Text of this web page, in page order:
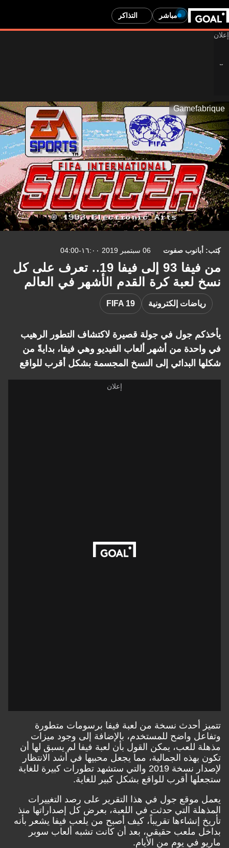
مباشر التذاكر
Gamefabrique
كتب: أبانوب صفوت 06 سبتمبر 2019 ١٦:٠٠-04:00
من فيفا 93 إلى فيفا 19.. تعرف على كل
نسخ لعبة كرة القدم الأشهر في العالم
رياضات إلكترونية FIFA 19
يأخذكم جول في جولة قصيرة لاكتشاف التطور الرهيب
في واحدة من أشهر ألعاب الفيديو وهي فيفا، بدايةً من
شكلها البدائي إلى النسخ المجسمة بشكل أقرب للواقع
تتميز أحدث نسخة من لعبة فيفا برسومات متطورة
وتفاعل واضح للمستخدم، بالإضافة إلى وجود ميزات
مذهلة للعب، يمكن القول بأن لعبة فيفا لم يسبق لها أن
تكون بهذه الجمالية، مما يجعل محبيها في أشد الانتظار
لإصدار نسخة 2019 والتي ستشهد تطورات كبيرة للغاية
ستجعلها أقرب للواقع بشكل كبير للغاية.
يعمل موقع جول في هذا التقرير على رصد التغييرات
المذهلة التي حدثت في اللعبة، بعرض كل إصداراتها منذ
تأريخ إنشاءها تقريباً، كيف أصبح من يلعب فيفا يشعر بأنه
بداخل ملعب حقيقي، بعد أن كانت تشبه ألعاب سوبر
ماريو في يوم من الأيام.